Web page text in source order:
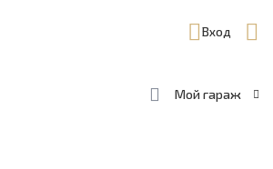
Вход
Мой гараж